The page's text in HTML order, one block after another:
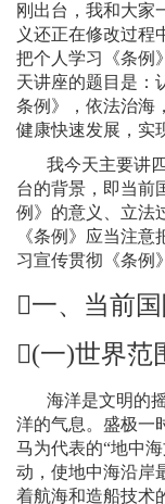
刚出台，我和大家
义还正在修改过程
把个人学习《条例
天讲座的题目是：
条例》，依法治海
健康快速发展，实
我今天主要讲
台的背景，即当前
例》的意义、立法
《条例》应当注
习宣传贯彻《条例
一、当前
(一)世界范
海洋是文明的
洋的气息。盛极一
马为代表的“地中
动，使地中海沿岸
着航海和造船技术